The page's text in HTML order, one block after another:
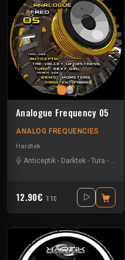
Analogue Frequency 05
ANALOG FREQUENCIES
Hardtek
Anticeptik - Darktek - Tura -
12.90€ TTC